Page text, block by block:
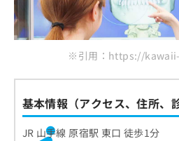
※引用：https://
基本情報（アクセス、住所、
JR 山手線 原宿駅 東口 徒歩1分